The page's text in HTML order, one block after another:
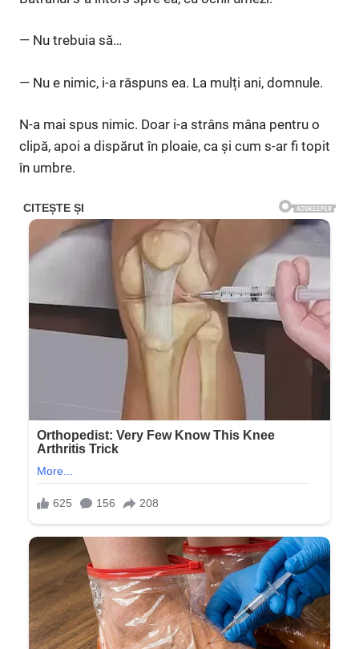
— Nu trebuia să…
— Nu e nimic, i-a răspuns ea. La mulți ani, domnule.
N-a mai spus nimic. Doar i-a strâns mâna pentru o
clipă, apoi a dispărut în ploaie, ca și cum s-ar fi topit
în umbre.